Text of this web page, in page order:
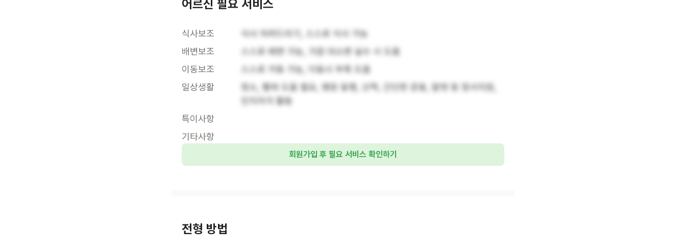
어르신 필요 서비스
식사보조
식사 차려드리기, 스스로 식사 가능
배변보조
스스로 배변 가능, 가끔 대소변 실수 시 도움
이동보조
스스로 거동 가능, 이동시 부축 도움
일상생활
청소, 빨래 도움 필요, 병원 동행, 산책, 간단한 운동, 말벗 등 정서지원,
인지자극 활동
특이사항
기타사항
회원가입 후 필요 서비스 확인하기
전형 방법